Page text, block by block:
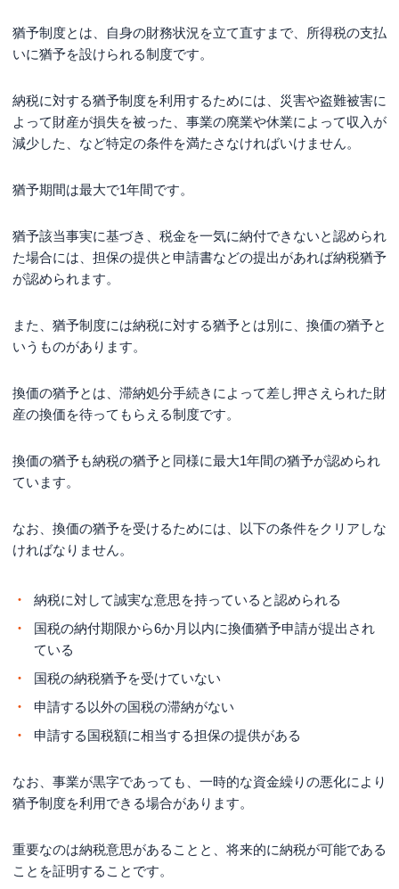
猶予制度とは、自身の財務状況を立て直すまで、所得税の支払
いに猶予を設けられる制度です。
納税に対する猶予制度を利用するためには、災害や盗難被害に
よって財産が損失を被った、事業の廃業や休業によって収入が
減少した、など特定の条件を満たさなければいけません。
猶予期間は最大で1年間です。
猶予該当事実に基づき、税金を一気に納付できないと認められ
た場合には、担保の提供と申請書などの提出があれば納税猶予
が認められます。
また、猶予制度には納税に対する猶予とは別に、換価の猶予と
いうものがあります。
換価の猶予とは、滞納処分手続きによって差し押さえられた財
産の換価を待ってもらえる制度です。
換価の猶予も納税の猶予と同様に最大1年間の猶予が認められ
ています。
なお、換価の猶予を受けるためには、以下の条件をクリアしな
ければなりません。
納税に対して誠実な意思を持っていると認められる
国税の納付期限から6か月以内に換価猶予申請が提出され
ている
国税の納税猶予を受けていない
申請する以外の国税の滞納がない
申請する国税額に相当する担保の提供がある
なお、事業が黒字であっても、一時的な資金繰りの悪化により
猶予制度を利用できる場合があります。
重要なのは納税意思があることと、将来的に納税が可能である
ことを証明することです。